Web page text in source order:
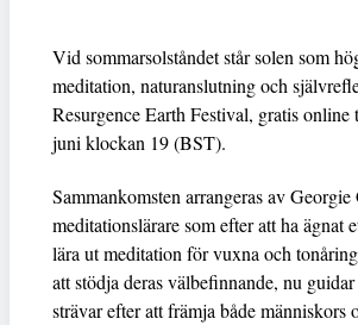
Vid sommarsolståndet står solen som
meditation, naturanslutning och
Resurgence Earth Festival, gratis online
juni klockan 19 (BST).
Sammankomsten arrangeras av
meditationslärare som efter att ha ägnat
lära ut meditation för vuxna och
att stödja deras välbefinnande, nu
strävar efter att främja både människors